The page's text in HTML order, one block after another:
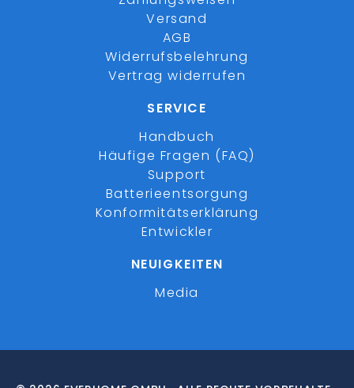
Versand
AGB
Widerrufsbelehrung
Vertrag widerrufen
SERVICE
Handbuch
Häufige Fragen (FAQ)
Support
Batterieentsorgung
Konformitätserklärung
Entwickler
NEUIGKEITEN
Media